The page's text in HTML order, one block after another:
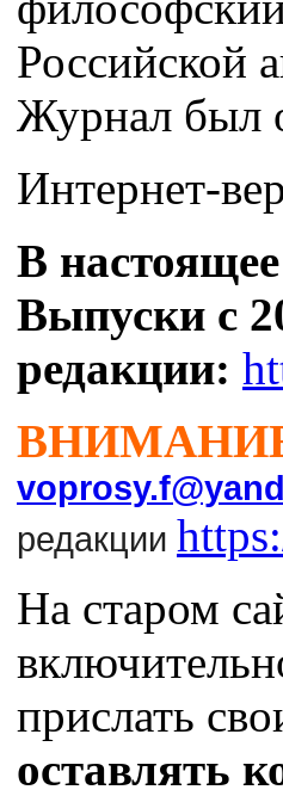
Российской
Журнал был
Интернет-
В
Выпуски с
редакции:
редакции
На старом
прислать
оставлять